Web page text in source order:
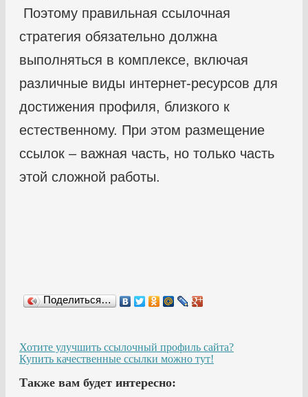
Поэтому правильная ссылочная
стратегия обязательно должна
выполняться в комплексе, включая
различные виды интернет-ресурсов для
достижения профиля, близкого к
естественному. При этом размещение
ссылок – важная часть, но только часть
этой сложной работы.
Поделиться…
Хотите улучшить ссылочный профиль сайта?
Купить качественные ссылки можно тут!
Также вам будет интересно: